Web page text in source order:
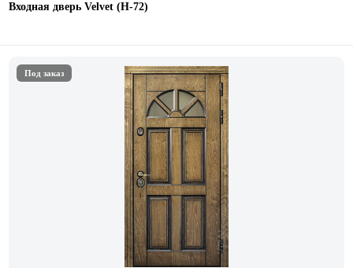
Входная дверь Velvet (Н-72)
Под заказ